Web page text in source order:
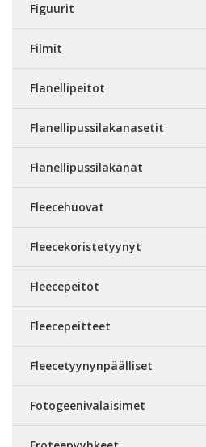
Figuurit
Filmit
Flanellipeitot
Flanellipussilakanasetit
Flanellipussilakanat
Fleecehuovat
Fleecekoristetyynyt
Fleecepeitot
Fleecepeitteet
Fleecetyynynpäälliset
Fotogeenivalaisimet